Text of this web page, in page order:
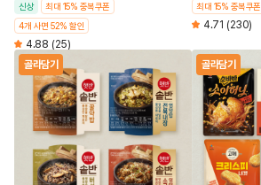
신상
최대 15% 중복쿠폰
4개 사면 52% 할인
4.88 (25)
최대 15% 중복쿠폰
4.71 (230)
골라담기 골라담기